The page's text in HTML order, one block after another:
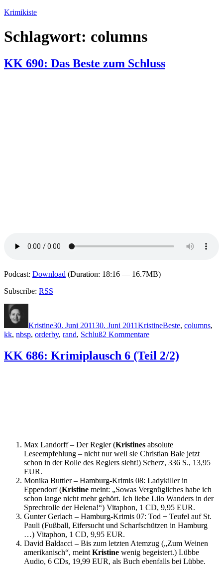
Zum
springen
Krimikiste
Schlagwort: columns
KK 690: Das Beste zum Schluss
Podcast: Download (Duration: 18:16 — 16.7MB)
Subscribe: RSS
Kristine30. Juni 201130. Juni 2011KristineBeste, columns,
kk, nbsp, orderby, rand, Schluß2 Kommentarezu
690:
Das
KK 686: Krimiplausch 6 (Teil 2/2)
Max Landorff – Der Regler (Kristines absolute
Leseempfehlung – nicht nur weil sie Christian Bale jetzt
schon in der Rolle des Reglers sieht!) Scherz, 336 S., 13,95
EUR.
Monika Buttler – Hamburg-Krimis 08: Ladykiller in
Eppendorf (Kristine meint: „Sowas Vergnügliches habe ich
schon lange nicht mehr gehört. Ich liebe Lilo Wanders in der
Sprechrolle der Helena!“) Vitaphon, 1 CD, 9,95 EUR.
Gunter Gerlach – Hamburg-Krimis 07: Tod + Teufel auf St.
Pauli (Fußball, Eifersucht und Scharfschützen in Hamburg
…) Vitaphon, 1 CD, 9,95 EUR.
David Baldacci – Bis zum letzten Atemzug („Zum Weinen
amerikanisch“, meint Kristine wenig begeistert.) Lübbe
Audio, 6 CDs, 19,99 EUR, als Buch ebenfalls bei Lübbe.